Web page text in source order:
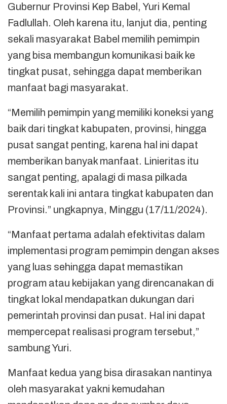
Gubernur Provinsi Kep Babel, Yuri Kemal
Fadlullah. Oleh karena itu, lanjut dia, penting
sekali masyarakat Babel memilih pemimpin
yang bisa membangun komunikasi baik ke
tingkat pusat, sehingga dapat memberikan
manfaat bagi masyarakat.
“Memilih pemimpin yang memiliki koneksi yang
baik dari tingkat kabupaten, provinsi, hingga
pusat sangat penting, karena hal ini dapat
memberikan banyak manfaat. Linieritas itu
sangat penting, apalagi di masa pilkada
serentak kali ini antara tingkat kabupaten dan
Provinsi.” ungkapnya, Minggu (17/11/2024).
“Manfaat pertama adalah efektivitas dalam
implementasi program pemimpin dengan akses
yang luas sehingga dapat memastikan
program atau kebijakan yang direncanakan di
tingkat lokal mendapatkan dukungan dari
pemerintah provinsi dan pusat. Hal ini dapat
mempercepat realisasi program tersebut,”
sambung Yuri.
Manfaat kedua yang bisa dirasakan nantinya
oleh masyarakat yakni kemudahan